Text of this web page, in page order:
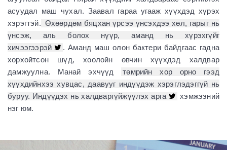
асуудал маш чухал. Заавал гараа угааж хүүхдэд хүрэх
хэрэгтэй. Өхөөрдөм бяцхан үрсээ үнсэхдээ хөл, гарыг нь
үнсэж, аль болох нүүр, аманд нь хүрэхгүйг
хичээгээрэй
. Аманд маш олон бактери байдгаас гадна
хорхойтсон шүд, хоолойн өвчин хүүхдэд халдвар
дамжуулна. Манай эхчүүд
төмрийн хор орно гээд
хүүхдийнхээ хувцас, даавууг индүүдэж хэрэглэдэггүй нь
буруу. Индүүдэх нь халдваргүйжүүлэх арга
хэмжээний
нэг юм.